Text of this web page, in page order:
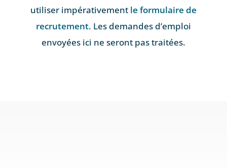
utiliser impérativement le formulaire de
recrutement. Les demandes d’emploi
envoyées ici ne seront pas traitées.